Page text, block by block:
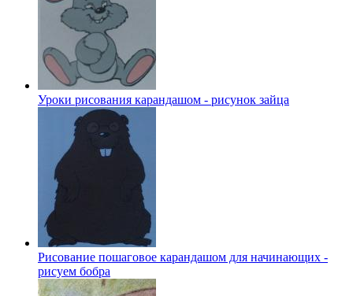
Уроки рисования карандашом - рисунок зайца
Рисование пошаговое карандашом для начинающих -
рисуем бобра